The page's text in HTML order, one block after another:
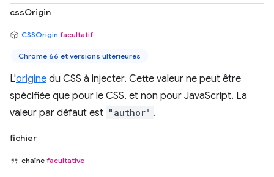
cssOrigin
CSSOrigin facultatif
Chrome 66 et versions ultérieures
L'origine du CSS à injecter. Cette valeur ne peut être
spécifiée que pour le CSS, et non pour JavaScript. La
valeur par défaut est "author" .
fichier
chaîne facultative